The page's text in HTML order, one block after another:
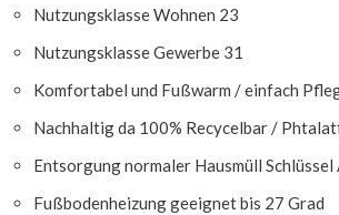
Nutzungsklasse Wohnen 23
Nutzungsklasse Gewerbe 31
Komfortabel und Fußwarm / einfach
Nachhaltig da 100% Recycelbar /
Entsorgung normaler Hausmüll
Fußbodenheizung geeignet bis 27 Grad